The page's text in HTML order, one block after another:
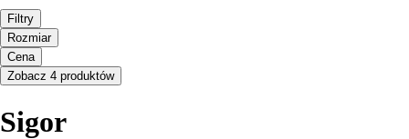
Filtry
Rozmiar
Cena
Zobacz 4 produktów
Sigor